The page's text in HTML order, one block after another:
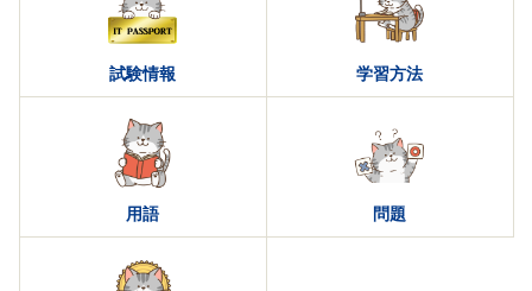
試験情報 学習方法
用語 問題